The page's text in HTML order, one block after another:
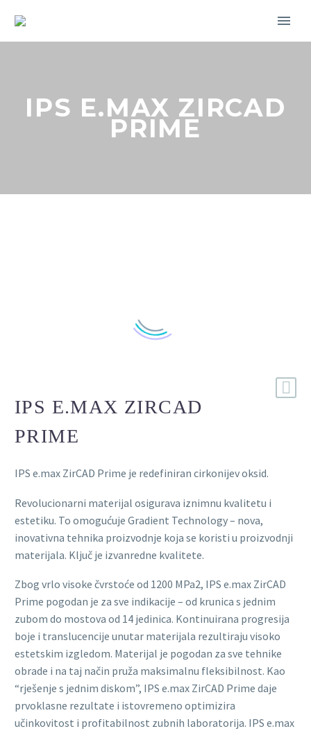
IPS E.MAX ZIRCAD
PRIME
IPS E.MAX ZIRCAD
PRIME
IPS e.max ZirCAD Prime je redefiniran cirkonijev oksid.
Revolucionarni materijal osigurava iznimnu kvalitetu i
estetiku. To omogućuje Gradient Technology – nova,
inovativna tehnika proizvodnje koja se koristi u proizvodnji
materijala. Ključ je izvanredne kvalitete.
Zbog vrlo visoke čvrstoće od 1200 MPa2, IPS e.max ZirCAD
Prime pogodan je za sve indikacije – od krunica s jednim
zubom do mostova od 14 jedinica. Kontinuirana progresija
boje i translucencije unutar materijala rezultiraju visoko
estetskim izgledom. Materijal je pogodan za sve tehnike
obrade i na taj način pruža maksimalnu fleksibilnost. Kao
“rješenje s jednim diskom”, IPS e.max ZirCAD Prime daje
prvoklasne rezultate i istovremeno optimizira
učinkovitost i profitabilnost zubnih laboratorija. IPS e.max